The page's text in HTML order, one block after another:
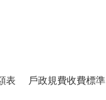
表 戶政規費收費標準